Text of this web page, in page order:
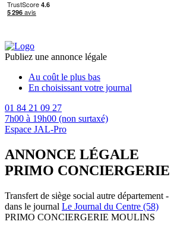
Publiez une annonce légale
Au coût le plus bas
En choisissant votre journal
01 84 21 09 27
7h00 à 19h00 (non surtaxé)
Espace JAL-Pro
ANNONCE LÉGALE
PRIMO
Transfert de siège social autre département
dans le journal Le Journal du Centre (58)
PRIMO CONCIERGERIE MOULINS